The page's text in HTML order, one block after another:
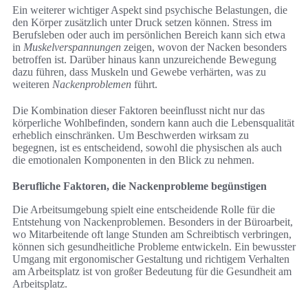
Ein weiterer wichtiger Aspekt sind psychische Belastungen, die
den Körper zusätzlich unter Druck setzen können. Stress im
Berufsleben oder auch im persönlichen Bereich kann sich etwa
in Muskelverspannungen zeigen, wovon der Nacken besonders
betroffen ist. Darüber hinaus kann unzureichende Bewegung
dazu führen, dass Muskeln und Gewebe verhärten, was zu
weiteren Nackenproblemen führt.
Die Kombination dieser Faktoren beeinflusst nicht nur das
körperliche Wohlbefinden, sondern kann auch die Lebensqualität
erheblich einschränken. Um Beschwerden wirksam zu
begegnen, ist es entscheidend, sowohl die physischen als auch
die emotionalen Komponenten in den Blick zu nehmen.
Berufliche Faktoren, die Nackenprobleme begünstigen
Die Arbeitsumgebung spielt eine entscheidende Rolle für die
Entstehung von Nackenproblemen. Besonders in der Büroarbeit,
wo Mitarbeitende oft lange Stunden am Schreibtisch verbringen,
können sich gesundheitliche Probleme entwickeln. Ein bewusster
Umgang mit ergonomischer Gestaltung und richtigem Verhalten
am Arbeitsplatz ist von großer Bedeutung für die Gesundheit am
Arbeitsplatz.